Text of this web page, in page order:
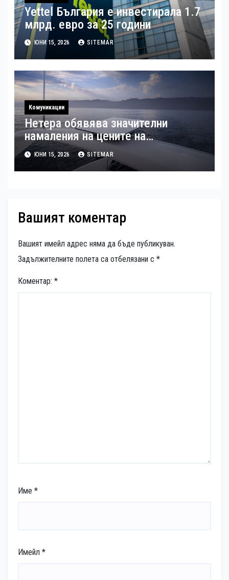
Yettel България е инвестирала 1.7
млрд. евро за 25 години
ЮНИ 15, 2026 SITEMAR
Комуникации
Нетера обявява значителни
намаления на цените на
терминалите Starlink в 156 страни
ЮНИ 15, 2026 SITEMAR
Вашият коментар
Вашият имейл адрес няма да бъде публикуван.
Задължителните полета са отбелязани с *
Коментар: *
Име *
Имейл *